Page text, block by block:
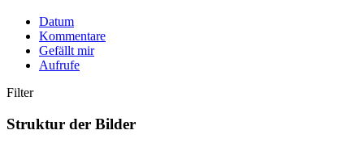
Datum
Kommentare
Gefällt mir
Aufrufe
Filter
Struktur der Bilder